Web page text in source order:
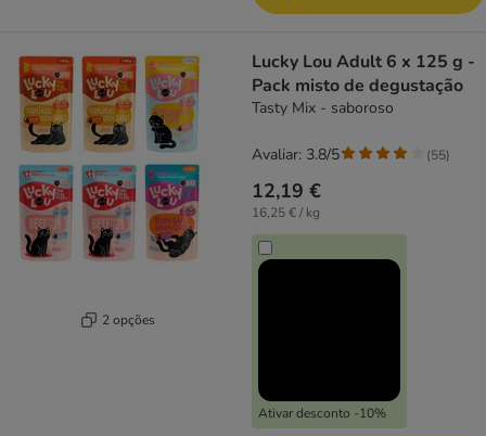
2 opções
Lucky Lou Adult 6 x 125 g -
Pack misto de degustação
Tasty Mix - saboroso
12,19 €
16,25 € / kg
Ativar desconto -10%
Avaliar: 3.8/5 (55)